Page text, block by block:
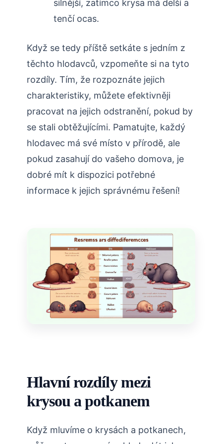
silnější, zatímco krysa má delší a
tenčí ocas.
Když se tedy příště setkáte s jedním z
těchto hlodavců, vzpomeňte si na tyto
rozdíly. Tím, že rozpoznáte jejich
charakteristiky, můžete efektivněji
pracovat na jejich odstranění, pokud by
se stali obtěžujícími. Pamatujte, každý
hlodavec má své místo v přírodě, ale
pokud zasahují do vašeho domova, je
dobré mít k dispozici potřebné
informace k jejich správnému řešení!
Hlavní rozdíly mezi
krysou a potkanem
Když mluvíme o krysách a potkanech,